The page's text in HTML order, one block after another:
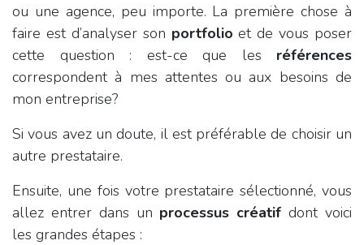
ou une agence, peu importe. La première chose à
faire est d’analyser son portfolio et de vous poser
cette question : est-ce que les références
correspondent à mes attentes ou aux besoins de
mon entreprise?
Si vous avez un doute, il est préférable de choisir un
autre prestataire.
Ensuite, une fois votre prestataire sélectionné, vous
allez entrer dans un processus créatifdont voici
les grandes étapes :